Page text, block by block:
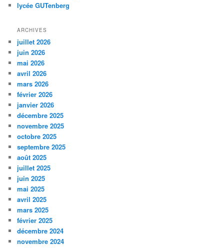
lycée GUTenberg
ARCHIVES
juillet 2026
juin 2026
mai 2026
avril 2026
mars 2026
février 2026
janvier 2026
décembre 2025
novembre 2025
octobre 2025
septembre 2025
août 2025
juillet 2025
juin 2025
mai 2025
avril 2025
mars 2025
février 2025
décembre 2024
novembre 2024